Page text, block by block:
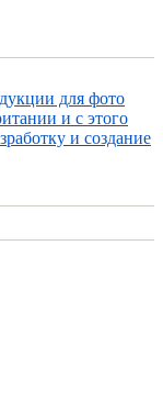
для фото
и с этого
и создание